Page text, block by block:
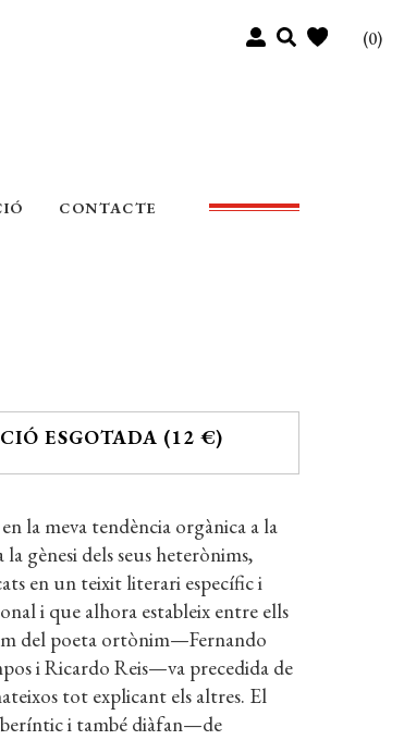
(0)
CONTACTE
ESGOTADA (12 €)
la meva tendència orgànica a la
gènesi dels seus heterònims,
en un teixit literari específic i
i que alhora estableix entre ells
del poeta ortònim—Fernando
i Ricardo Reis—va precedida de
tot explicant els altres. El
i també diàfan—de